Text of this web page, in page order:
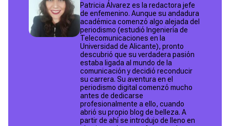
Patricia Álvarez es la redactora jefe
de enfemenino. Aunque su andadura
académica comenzó algo alejada del
periodismo (estudió Ingeniería de
Telecomunicaciones en la
Universidad de Alicante), pronto
descubrió que su verdadera pasión
estaba ligada al mundo de la
comunicación y decidió reconducir
su carrera. Su aventura en el
periodismo digital comenzó mucho
antes de dedicarse
profesionalmente a ello, cuando
abrió su propio blog de belleza. A
partir de ahí se introdujo de lleno en